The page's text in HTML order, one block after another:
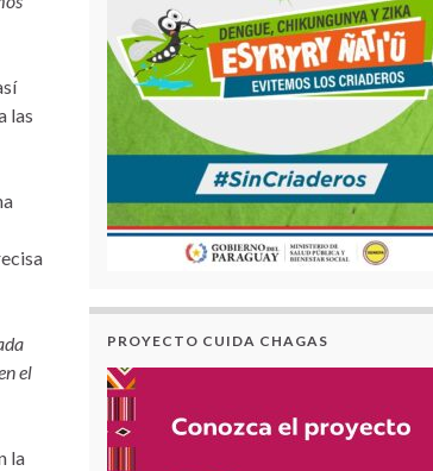
las
el
la
PROYECTO CUIDA CHAGAS